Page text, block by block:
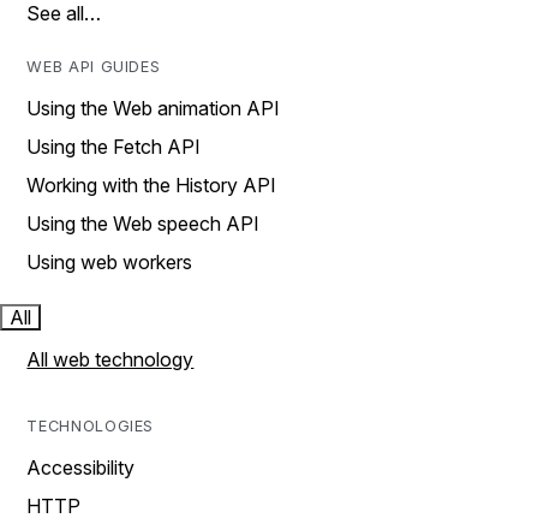
See all…
WEB API GUIDES
Using the Web animation API
Using the Fetch API
Working with the History API
Using the Web speech API
Using web workers
All
All web technology
TECHNOLOGIES
Accessibility
HTTP